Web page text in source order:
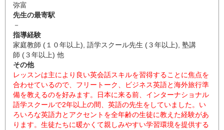
弥富
先生の最寄駅
－
指導経験
家庭教師 (１０年以上), 語学スクール先生 (３年以上), 塾講
師 (３年以上) 他
その他
レッスンは主により良い英会話スキルを習得することに焦点を
合わせているので、フリートーク、ビジネス英語と海外旅行準
備を教えるのを好みます。日本に来る前、インターナショナル
語学スクールで2年以上の間、英語の先生をしていました。い
ろいろな英語力とアクセントを全年齢の生徒に教えた経験があ
ります。生徒たちに暖かくて親しみやすい学習環境を提供する